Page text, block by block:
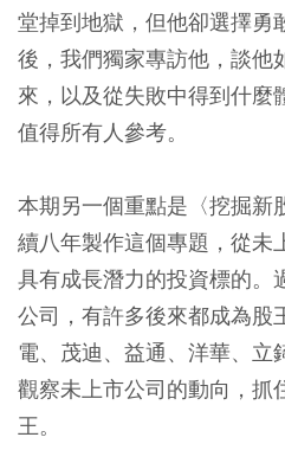
堂掉到地獄，但他卻選擇勇
後，我們獨家專訪他，談他
來，以及從失敗中得到什麼
值得所有人參考。
本期另一個重點是〈挖掘新
續八年製作這個專題，從未
具有成長潛力的投資標的。
公司，有許多後來都成為股
電、茂迪、益通、洋華、
觀察未上市公司的動向，抓
王。